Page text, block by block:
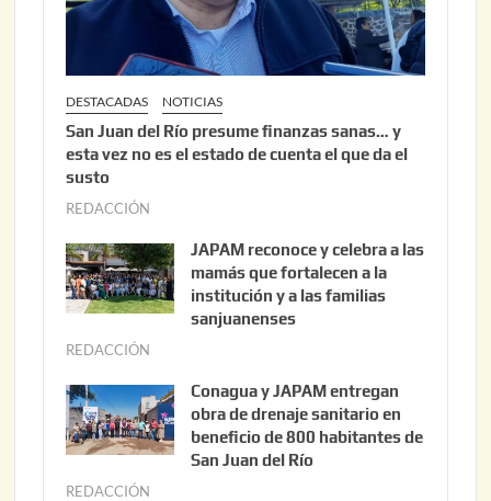
6
DESTACADAS NOTICIAS
San Juan del Río presume finanzas sanas… y
esta vez no es el estado de cuenta el que da el
susto
REDACCIÓN
o
s
t
,
2
0
JAPAM reconoce y celebra a las
mamás que fortalecen a la
institución y a las familias
sanjuanenses
REDACCIÓN
n
i
o
Conagua y JAPAM entregan
obra de drenaje sanitario en
beneficio de 800 habitantes de
San Juan del Río
REDACCIÓN